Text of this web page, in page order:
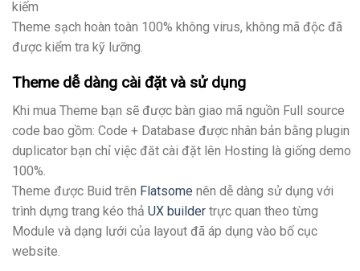
kiếm
Theme sạch hoàn toàn 100% không virus, không mã độc đã
được kiểm tra kỹ lưỡng.
Theme dễ dàng cài đặt và sử dụng
Khi mua Theme bạn sẽ được bàn giao mã nguồn Full source
code bao gồm: Code + Database được nhân bản bằng plugin
duplicator bạn chỉ việc đăt cài đặt lên Hosting là giống demo
100%.
Theme được Buid trên Flatsome nên dễ dàng sử dụng với
trình dựng trang kéo thả UX builder trực quan theo từng
Module và dạng lưới của layout đã áp dụng vào bố cục
website.